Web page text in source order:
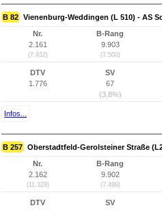
B 82 Vienenburg-Weddingen (L 510) - AS
Nr.
2.161
(7.932)
B-Rang
9.903
(7.500)
DTV
1.776
SV
67
(3,8%)
Infos...
B 257 Oberstadtfeld-Gerolsteiner Straße
Nr.
2.162
(11.329)
B-Rang
9.902
(7.499)
DTV
SV